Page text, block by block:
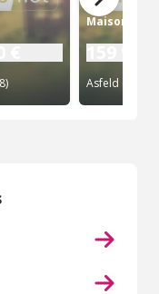
Maison
Asfeld (08)